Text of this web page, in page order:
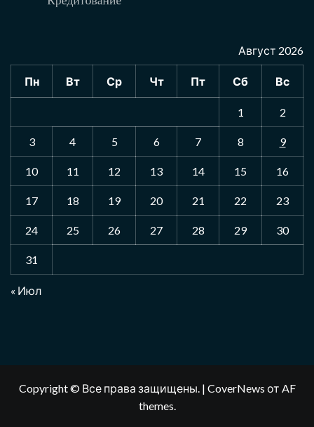
Август 2026
Пн Вт Ср Чт Пт Сб Вс
1 2
3 4 5 6 7 8 9
10 11 12 13 14 15 16
17 18 19 20 21 22 23
24 25 26 27 28 29 30
31
« Июл
Copyright © Все права защищены. | CoverNews от AF
themes.